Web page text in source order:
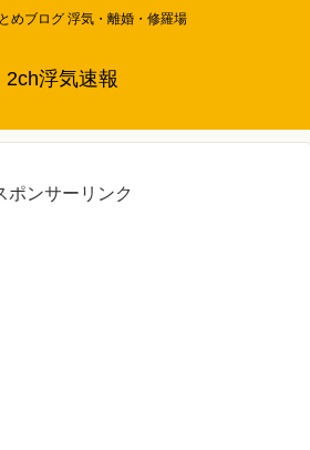
めブログ 浮気・離婚・修羅場
2ch浮気速報
ポンサーリンク